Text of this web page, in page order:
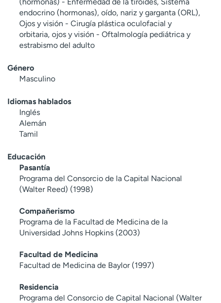
endocrino (hormonas), oído, nariz y garganta (ORL),
Ojos y visión - Cirugía plástica oculofacial y
orbitaria, ojos y visión - Oftalmología pediátrica y
estrabismo del adulto
Género
Masculino
Idiomas hablados
Inglés
Alemán
Tamil
Educación
Pasantía
Programa del Consorcio de la Capital Nacional
(Walter Reed) (1998)
Compañerismo
Programa de la Facultad de Medicina de la
Universidad Johns Hopkins (2003)
Facultad de Medicina
Facultad de Medicina de Baylor (1997)
Residencia
Programa del Consorcio de Capital Nacional (Walter